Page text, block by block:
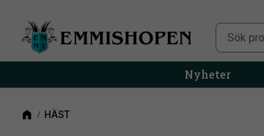
Nyheter
HÄST